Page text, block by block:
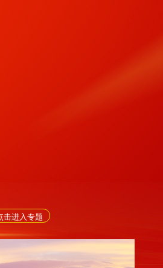
击进入专题